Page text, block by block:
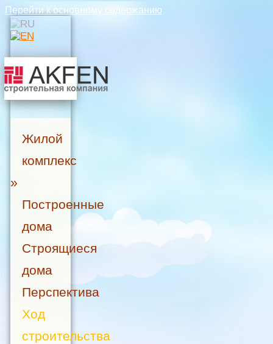
Перейти к основному содержанию
Жилой
комплекс
»
Построенные
дома
Строящиеся
дома
Перспектива
Ход
строительства